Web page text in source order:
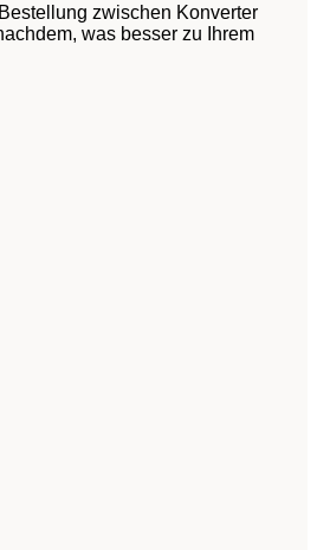
zwischen Konverter
was besser zu Ihrem